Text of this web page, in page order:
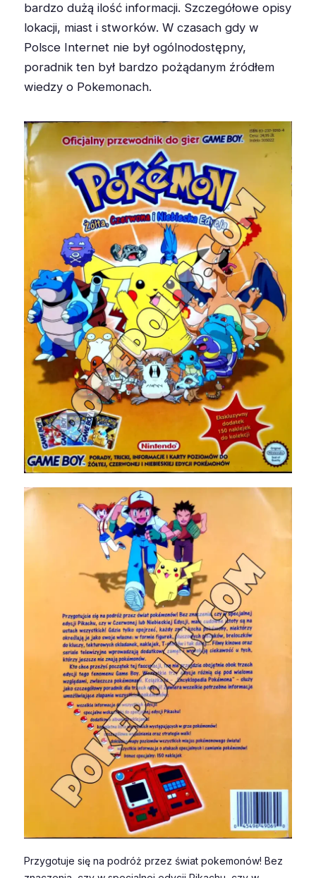
bardzo dużą ilość informacji. Szczegółowe opisy
lokacji, miast i stworków. W czasach gdy w
Polsce Internet nie był ogólnodostępny,
poradnik ten był bardzo pożądanym źródłem
wiedzy o Pokemonach.
Przygotuje się na podróż przez świat pokemonów! Bez